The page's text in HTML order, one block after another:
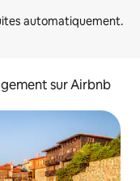
sur Airbnb